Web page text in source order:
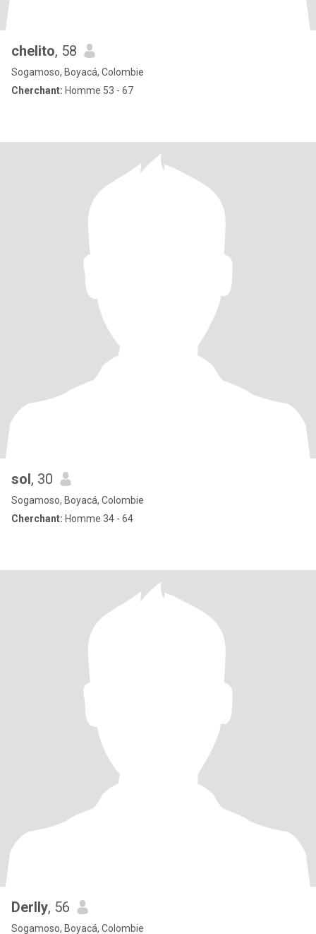
chelito, 58
Sogamoso, Boyacá, Colombie
Cherchant: Homme 53 - 67
sol, 30
Sogamoso, Boyacá, Colombie
Cherchant: Homme 34 - 64
Derlly, 56
Sogamoso, Boyacá, Colombie